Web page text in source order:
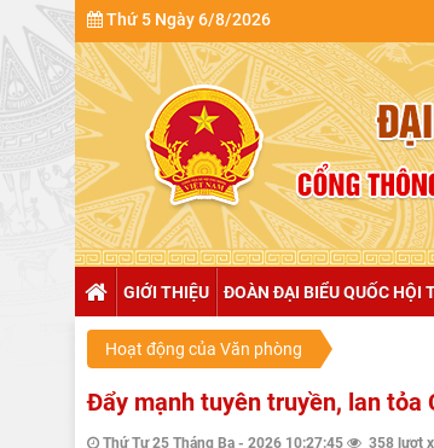
Thứ 5 Ngày 6/8/2026
GIỚI THIỆU ĐOÀN ĐẠI BIỂU QUỐC HỘI
Hoạt động của Văn phòng
Đẩy mạnh tuyên truyền, lan tỏa
Thứ Tư 25 Tháng Ba - 2026 10:27:45 358 lượt